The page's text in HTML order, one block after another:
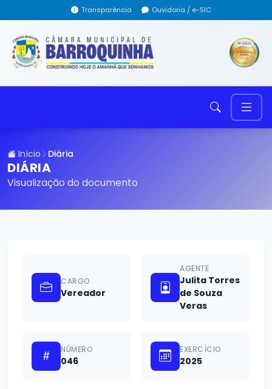
Transparência Ouvidoria / e-SIC
Início Diária
DIÁRIA
Visualização do documento
CARGO
Vereador
AGENTE
Julita Torres
de Souza
Veras
NÚMERO
046
EXERCÍCIO
2025